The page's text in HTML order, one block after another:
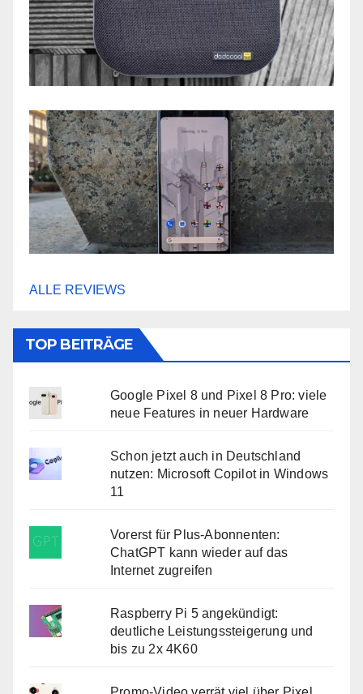
ALLE REVIEWS
TOP BEITRÄGE
Google Pixel 8 und Pixel 8 Pro: viele
neue Features in neuer Hardware
Schon jetzt auch in Deutschland
nutzen: Microsoft Copilot in Windows
11
Vorerst für Plus-Abonnenten:
ChatGPT kann wieder auf das
Internet zugreifen
Raspberry Pi 5 angekündigt:
deutliche Leistungssteigerung und
bis zu 2x 4K60